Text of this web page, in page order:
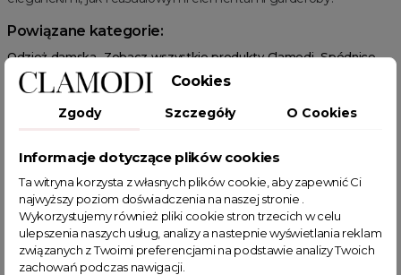
Powiązane kategorie:
Odzież damska Zobacz wszystkie produkty Clamodi Spódnice
Spódnice na wiosnę Spódnice midi Spódnice rozkloszowane
Spódnice plisowane Spódnice z wysokim stanem
Spódnice tiulowe
Spódnice we wzory
POWIĄZANE TAGI
Cookies
Zgody Szczegóły O Cookies
Informacje dotyczące plików cookies
Ta witryna korzysta z własnych plików cookie, aby zapewnić Ci
najwyższy poziom doświadczenia na naszej stronie .
Wykorzystujemy również pliki cookie stron trzecich w celu
ulepszenia naszych usług, analizy a nastepnie wyświetlania reklam
związanych z Twoimi preferencjami na podstawie analizy Twoich
zachowań podczas nawigacji.